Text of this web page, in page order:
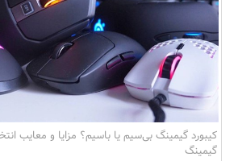
کیبورد گیمینگ بی‌سیم یا باسیم؟ مزایا و معایب
گیمینگ